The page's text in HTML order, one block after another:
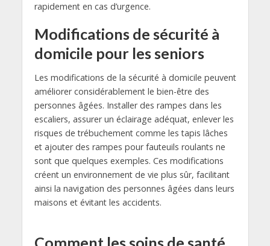
rapidement en cas d’urgence.
Modifications de sécurité à
domicile pour les seniors
Les modifications de la sécurité à domicile peuvent
améliorer considérablement le bien-être des
personnes âgées. Installer des rampes dans les
escaliers, assurer un éclairage adéquat, enlever les
risques de trébuchement comme les tapis lâches
et ajouter des rampes pour fauteuils roulants ne
sont que quelques exemples. Ces modifications
créent un environnement de vie plus sûr, facilitant
ainsi la navigation des personnes âgées dans leurs
maisons et évitant les accidents.
Comment les soins de santé